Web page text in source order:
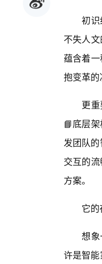
初
不失人
蕴含着
抱变革
更
📘底层
发团队
交互的
方案。
它
想
许是智